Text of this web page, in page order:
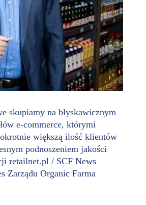
skupiamy na błyskawicznym
e-commerce, którymi
większą ilość klientów
podnoszeniem jakości
retailnet.pl / SCF News
Zarządu Organic Farma